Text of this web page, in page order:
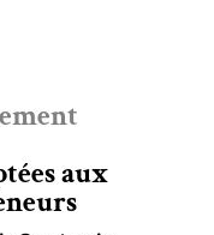
aux